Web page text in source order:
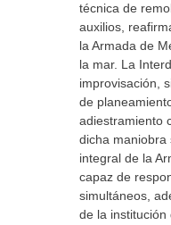
técnica de
auxilios,
la Armada de
la mar. La
improvisación,
de
adiestramiento
dicha maniobra
integral de la
capaz de
simultáneos,
de la